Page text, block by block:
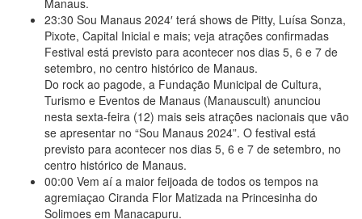
Manaus.
23:30 Sou Manaus 2024′ terá shows de Pitty, Luísa Sonza,
Pixote, Capital Inicial e mais; veja atrações confirmadas
Festival está previsto para acontecer nos dias 5, 6 e 7 de
setembro, no centro histórico de Manaus.
Do rock ao pagode, a Fundação Municipal de Cultura,
Turismo e Eventos de Manaus (Manauscult) anunciou
nesta sexta-feira (12) mais seis atrações nacionais que vão
se apresentar no “Sou Manaus 2024”. O festival está
previsto para acontecer nos dias 5, 6 e 7 de setembro, no
centro histórico de Manaus.
00:00 Vem aí a maior feijoada de todos os tempos na
agremiaçao Ciranda Flor Matizada na Princesinha do
Solimoes em Manacapuru.